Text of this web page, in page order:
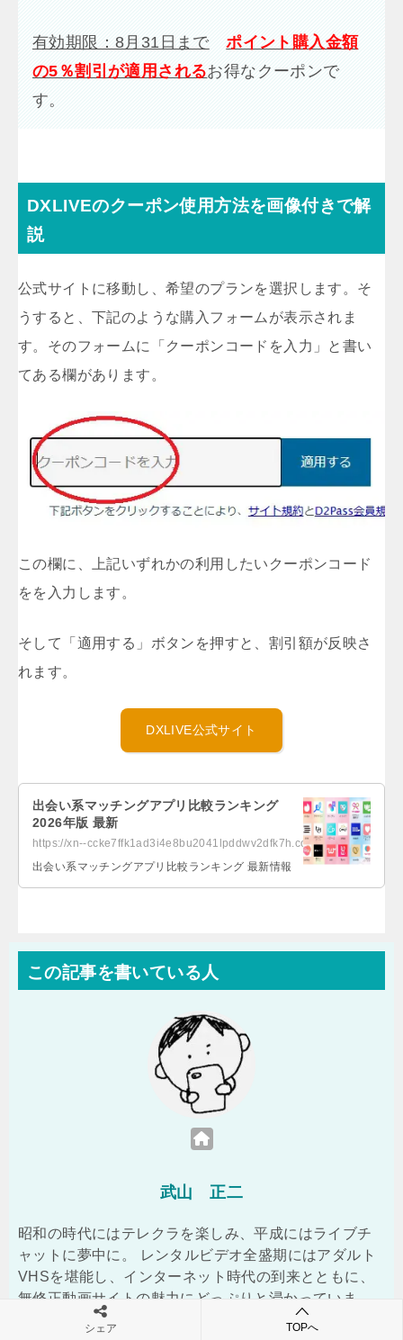
有効期限：8月31日まで
ポイント購入金額
の5％割引が適用されるお得なクーポンで
す。
DXLIVEのクーポン使用方法を画像付きで解
説
公式サイトに移動し、希望のプランを選択します。そ
うすると、下記のような購入フォームが表示されま
す。そのフォームに「クーポンコードを入力」と書い
てある欄があります。
この欄に、上記いずれかの利用したいクーポンコード
をを入力します。
そして「適用する」ボタンを押すと、割引額が反映さ
れます。
DXLIVE公式サイト
出会い系マッチングアプリ比較ランキング
2026年版 最新
https://xn--ccke7ffk1ad3i4e8bu2041lpddwv2dfk7h.com/deai.html
出会い系マッチングアプリ比較ランキング 最新情報
この記事を書いている人
武山 正二
昭和の時代にはテレクラを楽しみ、平成にはライブチ
ャットに夢中に。 レンタルビデオ全盛期にはアダルト
VHSを堪能し、インターネット時代の到来とともに、
無修正動画サイトの魅力にどっぷりと浸かっていま
す。 実体験をもとに、アダルトサービスのリアルな使
シェア TOPへ